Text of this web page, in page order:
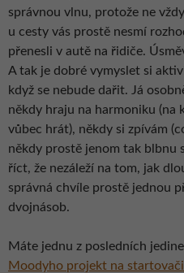
správnou vlnu, protože ne
u cesty vás prostě nesmí
přenesli v autě na řidiče.
A tak je dobré vymyslet si
když se nebude dařit. Já
někdy hraju na harmoniku (na
vůbec hrát), někdy si zpívám
někdy prostě jenom tak blbnu
říct, že nezáleží na tom, jak
správná chvíle prostě jednou
dvojnásob.
Máte jednu z posledních
Moodyho projekt na startovači